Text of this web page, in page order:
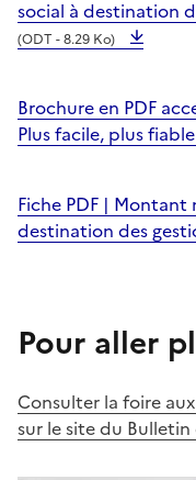
social à destination
(ODT - 8.29 Ko)
Brochure en PDF
Plus facile, plus
Fiche PDF |
destination des
Pour aller
Consulter la foire
sur le site du